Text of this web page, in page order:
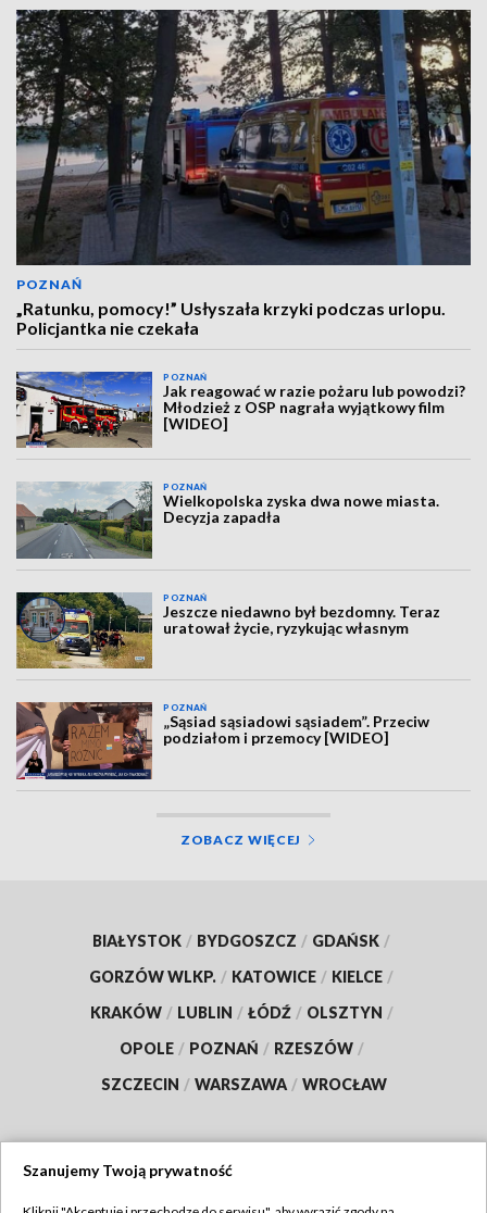
POZNAŃ
„Ratunku, pomocy!” Usłyszała krzyki podczas urlopu.
Policjantka nie czekała
POZNAŃ
Jak reagować w razie pożaru lub powodzi?
Młodzież z OSP nagrała wyjątkowy film
[WIDEO]
POZNAŃ
Wielkopolska zyska dwa nowe miasta.
Decyzja zapadła
POZNAŃ
Jeszcze niedawno był bezdomny. Teraz
uratował życie, ryzykując własnym
POZNAŃ
„Sąsiad sąsiadowi sąsiadem”. Przeciw
podziałom i przemocy [WIDEO]
ZOBACZ WIĘCEJ
BIAŁYSTOK / BYDGOSZCZ / GDAŃSK /
GORZÓW WLKP. / KATOWICE / KIELCE /
KRAKÓW / LUBLIN / ŁÓDŹ / OLSZTYN /
OPOLE / POZNAŃ / RZESZÓW /
SZCZECIN / WARSZAWA / WROCŁAW
Szanujemy Twoją prywatność